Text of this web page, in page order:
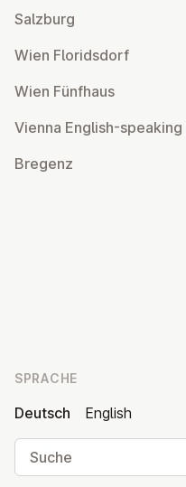
Salzburg
Wien Flo­rids­dorf
Wien Fünfhaus
Vienna English-speaking
Bregenz
SPRACHE
Deutsch
English
Suche